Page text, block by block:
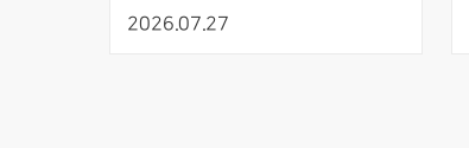
최적화를 통한 초고이득 수직 적층
2026.07.27